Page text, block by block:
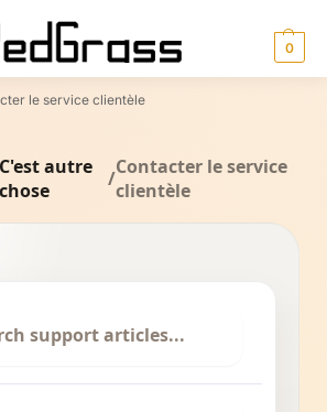
0
le service clientèle
C'est autre
chose
/Contacter le service
clientèle